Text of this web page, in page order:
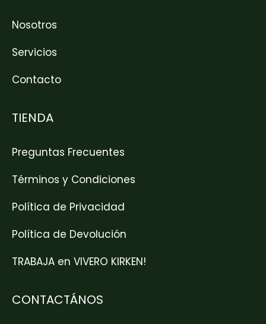
Nosotros
Servicios
Contacto
TIENDA
Preguntas Frecuentes
Términos y Condiciones
Política de Privacidad
Política de Devolución
TRABAJA en VIVERO KIRKEN!
CONTACTÁNOS